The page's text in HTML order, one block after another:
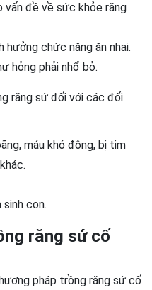
vấn đề về sức khỏe răng
hưởng chức năng ăn nhai.
hỏng phải nhổ bỏ.
răng sứ đối với các đối
máu khó đông, bị tim
con.
răng sứ cố
pháp trồng răng sứ cố